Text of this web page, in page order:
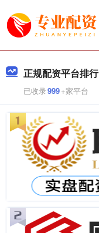
正规配资平台排行
已收录999+家平台